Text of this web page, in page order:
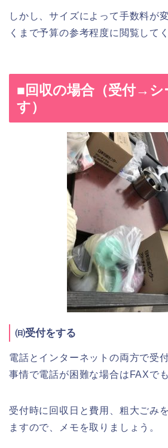
しかし、サイズによって手数料が
くまで予算の参考程度に閲覧して
■回収の場合（受付→
す）
㈰受付をする
電話とインターネットの両方で受
事情で電話が困難な場合はFAXでも
受付時に回収日と費用、粗大ごみ
ますので、メモを取りましょう。